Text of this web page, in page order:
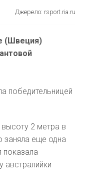
Джерело: rsport.ria.ru
(Швеция)
победительницей
2 метра в
заняла еще одна
показала
австралийки